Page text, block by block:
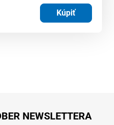
Kúpiť
NEWSLETTERA